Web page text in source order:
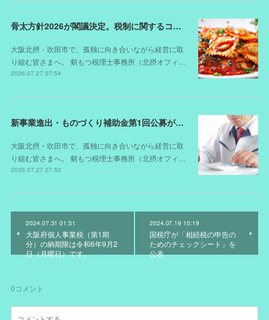
骨太方針2026が閣議決定。税制に関するコメントは？
大阪北摂・吹田市で、孤独に向き合いながら経営に取
り組む皆さまへ。 剱もつ税理士事務所（北摂オフィ…
2026.07.27 07:54
新事業進出・ものづくり補助金第1回公募が開始されました（スケジュールが変更されました）
大阪北摂・吹田市で、孤独に向き合いながら経営に取
り組む皆さまへ。 剱もつ税理士事務所（北摂オフィ…
2026.07.27 07:52
2024.07.31 01:51
大阪府個人事業税（第1期
分）の納期限は令和6年9月2
日（月曜日）です。
2024.07.19 10:19
国税庁が「相続税の申告の
ためのチェックシート」を
公表
0コメント